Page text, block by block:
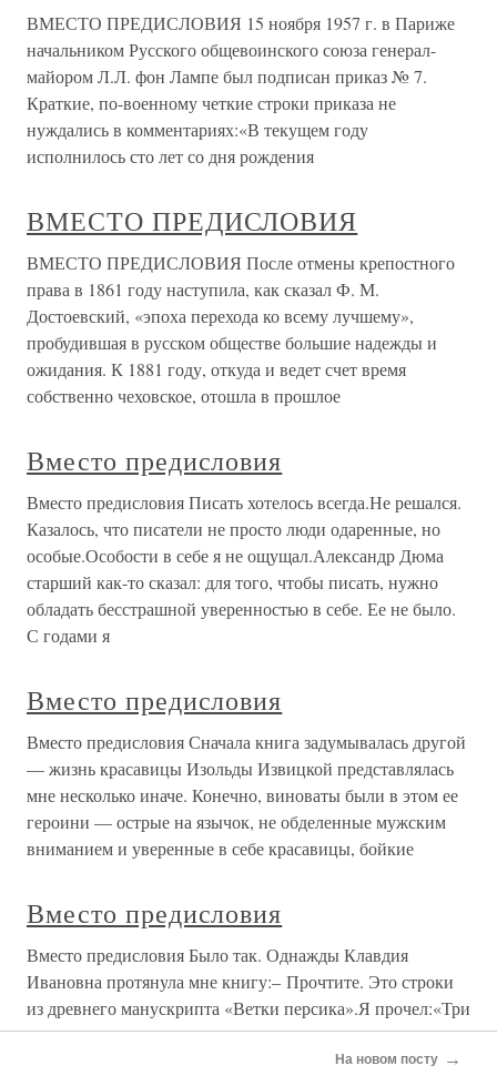
ВМЕСТО ПРЕДИСЛОВИЯ 15 ноября 1957 г. в Париже
начальником Русского общевоинского союза генерал-
майором Л.Л. фон Лампе был подписан приказ № 7.
Краткие, по-военному четкие строки приказа не
нуждались в комментариях:«В текущем году
исполнилось сто лет со дня рождения
ВМЕСТО ПРЕДИСЛОВИЯ
ВМЕСТО ПРЕДИСЛОВИЯ После отмены крепостного
права в 1861 году наступила, как сказал Ф. М.
Достоевский, «эпоха перехода ко всему лучшему»,
пробудившая в русском обществе большие надежды и
ожидания. К 1881 году, откуда и ведет счет время
собственно чеховское, отошла в прошлое
Вместо предисловия
Вместо предисловия Писать хотелось всегда.Не решался.
Казалось, что писатели не просто люди одаренные, но
особые.Особости в себе я не ощущал.Александр Дюма
старший как-то сказал: для того, чтобы писать, нужно
обладать бесстрашной уверенностью в себе. Ее не было.
С годами я
Вместо предисловия
Вместо предисловия Сначала книга задумывалась другой
— жизнь красавицы Изольды Извицкой представлялась
мне несколько иначе. Конечно, виноваты были в этом ее
героини — острые на язычок, не обделенные мужским
вниманием и уверенные в себе красавицы, бойкие
Вместо предисловия
Вместо предисловия Было так. Однажды Клавдия
Ивановна протянула мне книгу:– Прочтите. Это строки
из древнего манускрипта «Ветки персика».Я прочел:«Три
источника имеют влечения человека: душу, разум и,
тело.Влечения душ порождают дружбу.Влечения ума
На новом посту →